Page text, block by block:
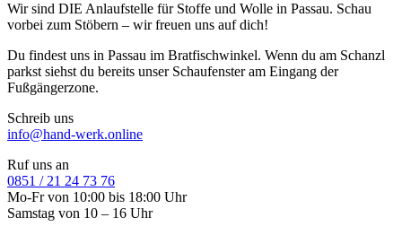
Wir sind DIE Anlaufstelle für Stoffe und Wolle in Passau. Schau
vorbei zum Stöbern – wir freuen uns auf dich!
Du findest uns in Passau im Bratfischwinkel. Wenn du am Schanzl
parkst siehst du bereits unser Schaufenster am Eingang der
Fußgängerzone.
Schreib uns
info@hand-werk.online
Ruf uns an
0851 / 21 24 73 76
Mo-Fr von 10:00 bis 18:00 Uhr
Samstag von 10 – 16 Uhr